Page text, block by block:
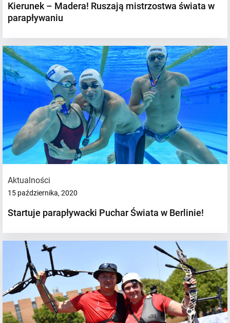
Kierunek – Madera! Ruszają mistrzostwa świata w
parapływaniu
Aktualności
15 października, 2020
Startuje parapływacki Puchar Świata w Berlinie!